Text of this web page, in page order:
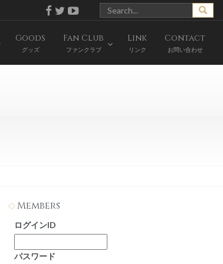
Goods
グッズ
Fan Club
ファンクラブ
Link
リンク
Contact
お問い合わせ
Members
ログインID
パスワード